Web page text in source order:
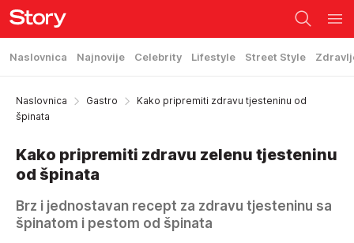
Naslovnica Najnovije Celebrity Lifestyle Street Style
Naslovnica Gastro
Kako pripremiti zdravu tjesteninu od
špinata
Kako pripremiti zdravu zelenu tjesteninu
od špinata
Brz i jednostavan recept za zdravu tjesteninu sa
špinatom i pestom od špinata